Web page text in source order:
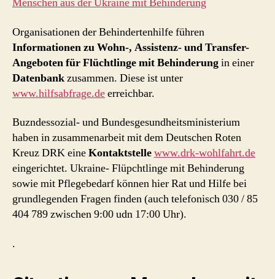
Menschen aus der Ukraine mit Behinderung
Organisationen der Behindertenhilfe führen
Informationen zu Wohn-, Assistenz- und Transfer-
Angeboten für Flüchtlinge mit Behinderungin einer
Datenbankzusammen. Diese ist unter
www.hilfsabfrage.deerreichbar.
Buzndessozial- und Bundesgesundheitsministerium
haben in zusammenarbeit mit dem Deutschen Roten
Kreuz DRK eineKontaktstellewww.drk-wohlfahrt.de
eingerichtet. Ukraine- Flüpchtlinge mit Behinderung
sowie mit Pflegebedarf können hier Rat und Hilfe bei
grundlegenden Fragen finden (auch telefonisch 030 / 85
404 789 zwischen 9:00 udn 17:00 Uhr).
.